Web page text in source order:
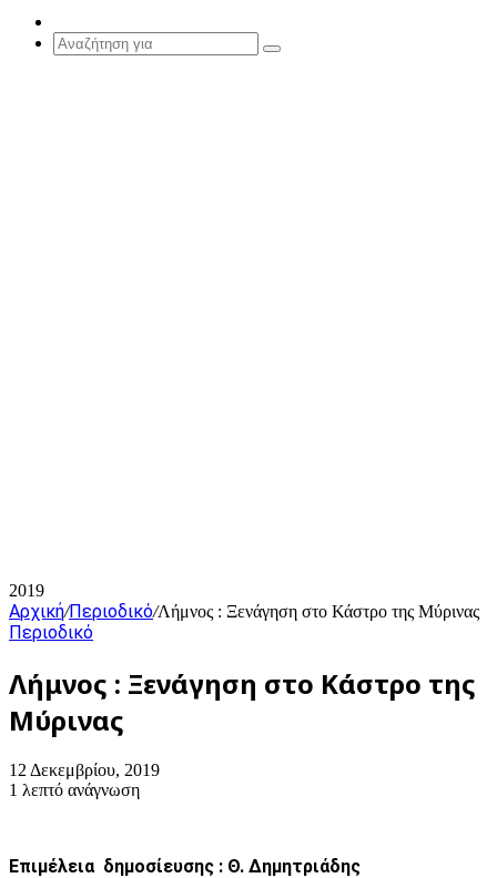
Article
Αναζήτηση
2019
Αρχική/Περιοδικό/Λήμνος : Ξενάγηση στο Κάστρο της Μύρινας
Περιοδικό
Λήμνος : Ξενάγηση στο Κάστρο της
Μύρινας
12 Δεκεμβρίου, 2019
1 λεπτό ανάγνωση
Επιμέλεια δημοσίευσης : Θ. Δημητριάδης